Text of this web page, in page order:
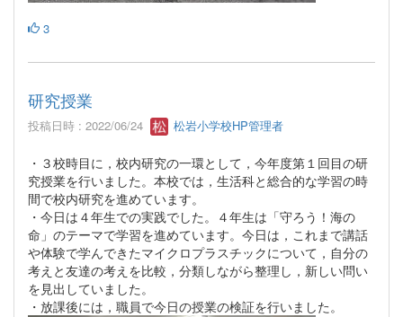
3
研究授業
投稿日時 : 2022/06/24 松岩小学校HP管理者
・３校時目に，校内研究の一環として，今年度第１回目の研
究授業を行いました。本校では，生活科と総合的な学習の時
間で校内研究を進めています。
・今日は４年生での実践でした。４年生は「守ろう！海の
命」のテーマで学習を進めています。今日は，これまで講話
や体験で学んできたマイクロプラスチックについて，自分の
考えと友達の考えを比較，分類しながら整理し，新しい問い
を見出していました。
・放課後には，職員で今日の授業の検証を行いました。